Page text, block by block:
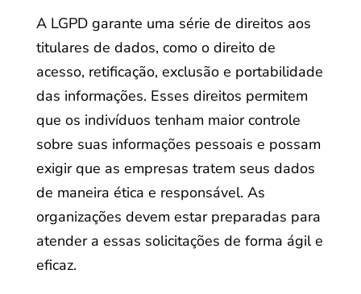
A LGPD garante uma série de direitos aos
titulares de dados, como o direito de
acesso, retificação, exclusão e portabilidade
das informações. Esses direitos permitem
que os indivíduos tenham maior controle
sobre suas informações pessoais e possam
exigir que as empresas tratem seus dados
de maneira ética e responsável. As
organizações devem estar preparadas para
atender a essas solicitações de forma ágil e
eficaz.